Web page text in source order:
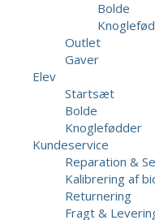
Bolde
Outlet
Gaver
Elev
Startsæt
Bolde
Knoglefødder
Kundeservice
Reparation &
Kalibrering af
Returnering
Fragt &